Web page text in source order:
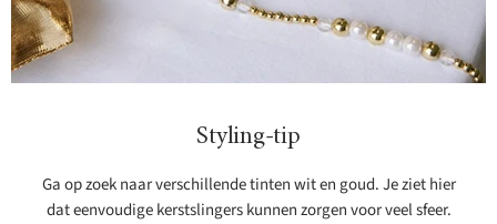
Styling-tip
Ga op zoek naar verschillende tinten wit en goud. Je ziet hier
dat eenvoudige kerstslingers kunnen zorgen voor veel sfeer.